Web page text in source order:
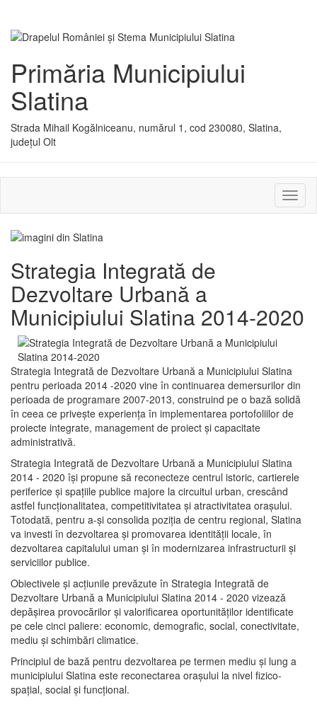
Primăria Municipiului
Slatina
Strada Mihail Kogălniceanu, numărul 1, cod 230080, Slatina,
județul Olt
sau
Strategia Integrată de
Dezvoltare Urbană a
Municipiului Slatina 2014-2020
Strategia Integrată de Dezvoltare Urbană a Municipiului Slatina
pentru perioada 2014 -2020 vine în continuarea demersurilor din
perioada de programare 2007-2013, construind pe o bază solidă
în ceea ce priveşte experienţa în implementarea portofoliilor de
proiecte integrate, management de proiect și capacitate
administrativă.
Strategia Integrată de Dezvoltare Urbană a Municipiului Slatina
2014 - 2020 își propune să reconecteze centrul istoric, cartierele
periferice şi spaţiile publice majore la circuitul urban, crescând
astfel funcţionalitatea, competitivitatea şi atractivitatea oraşului.
Totodată, pentru a-şi consolida poziţia de centru regional, Slatina
va investi în dezvoltarea şi promovarea identităţii locale, în
dezvoltarea capitalului uman şi în modernizarea infrastructurii şi
serviciilor publice.
Obiectivele şi acţiunile prevăzute în Strategia Integrată de
Dezvoltare Urbană a Municipiului Slatina 2014 - 2020 vizează
depășirea provocărilor şi valorificarea oportunităţilor identificate
pe cele cinci paliere: economic, demografic, social, conectivitate,
mediu şi schimbări climatice.
Principiul de bază pentru dezvoltarea pe termen mediu şi lung a
municipiului Slatina este reconectarea oraşului la nivel fizico-
spaţial, social şi funcţional.